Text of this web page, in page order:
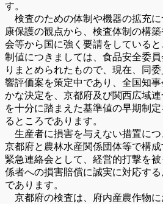
す。
検査のための体制や機器の拡充
康保護の観点から、検査体制の構
会等から国に強く要請をしている
制値につきましては、食品安全委
りまとめられたもので、現在、同
響評価案を策定中であり、全国知
かな決定を、京都府及び関西広域
を十分に踏まえた基準値の早期制
るところであります。
生産者に損害を与えない措置につ
京都府と農林水産関係団体等で構
緊急連絡会として、経営的打撃を
係者への損害賠償に誠実に対応す
であります。
京都府の検査は、府内産農作物に